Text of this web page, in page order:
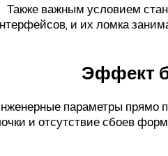
Также важным условием
и их ломка
Эффект
параметры прямо
и отсутствие сбоев